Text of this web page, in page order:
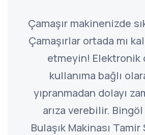
Çamaşır makinenizde
Çamaşırlar ortada mı
etmeyin! Elektronik
kullanıma bağlı
yıpranmadan dolayı
arıza verebilir. Bingöl
Bulaşık Makinası